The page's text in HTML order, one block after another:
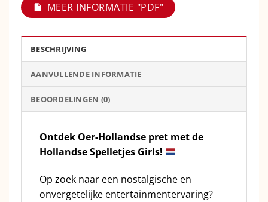
MEER INFORMATIE "PDF"
BESCHRIJVING
AANVULLENDE INFORMATIE
BEOORDELINGEN (0)
Ontdek Oer-Hollandse pret met de
Hollandse Spelletjes Girls!
Op zoek naar een nostalgische en
onvergetelijke entertainmentervaring?